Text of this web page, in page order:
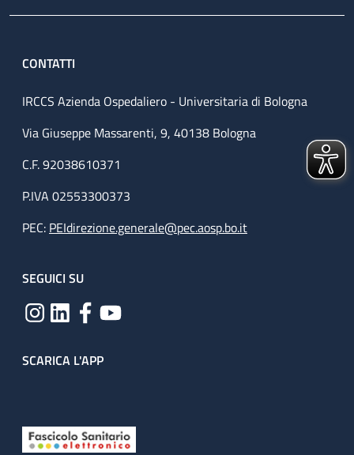
CONTATTI
IRCCS Azienda Ospedaliero - Universitaria di Bologna
Via Giuseppe Massarenti, 9, 40138 Bologna
C.F. 92038610371
P.IVA 02553300373
PEC: PEIdirezione.generale@pec.aosp.bo.it
SEGUICI SU
SCARICA L'APP